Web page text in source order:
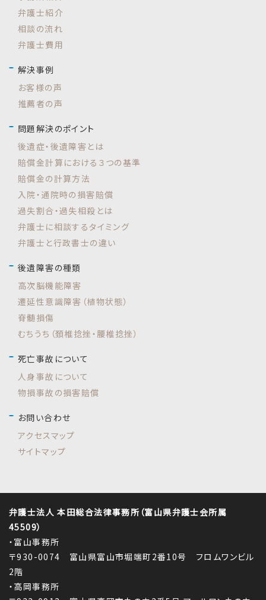
弁護士紹介
相談の流れ
弁護士費用
解決事例
お客様の声
推薦者の声
問題解決のポイント
後遺症・後遺障害とは
賠償金計算における３つの基準
賠償金の計算方法
入院・通院時の損害賠償
過失割合・過失相殺とは
弁護士に相談するタイミング
弁護士と行政書士の違い
後遺障害の種類
高次脳機能障害
遷延性意識障害（植物状態）
脊髄損傷
むちうち（頚椎捻挫・腰椎捻挫）
死亡事故について
人身事故について
物損事故の損害賠償
お問い合わせ
アクセスマップ
サイトマップ
弁護士法人 本田総合法律事務所（富山県弁護士会所属
45509）
・富山事務所
〒930-0074 富山県富山市堀端町2番10号 フロムワンビル
2階
・高岡事務所